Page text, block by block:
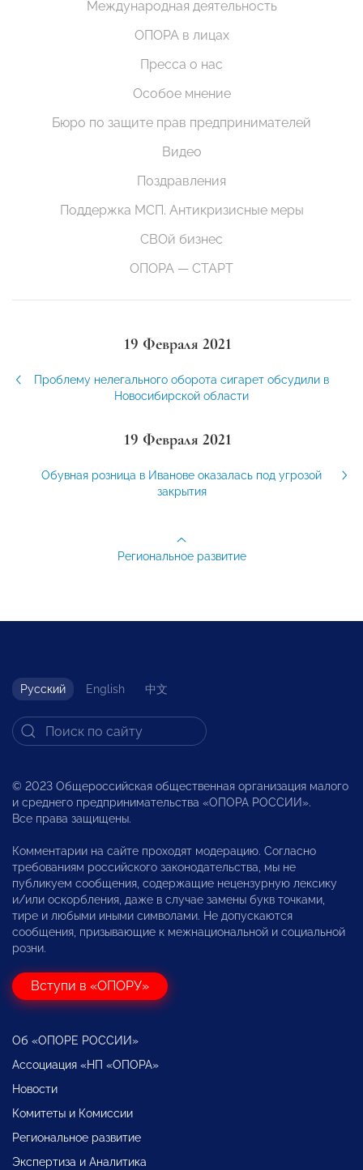
Международная деятельность
ОПОРА в лицах
Пресса о нас
Особое мнение
Бюро по защите прав предпринимателей
Видео
Поздравления
Поддержка МСП. Антикризисные меры
СВОй бизнес
ОПОРА — СТАРТ
19 Февраля 2021
Проблему нелегального оборота сигарет обсудили в
Новосибирской области
19 Февраля 2021
Обувная розница в Иванове оказалась под угрозой
закрытия
Региональное развитие
Русский English 中文
© 2023 Общероссийская общественная организация малого
и среднего предпринимательства «ОПОРА РОССИИ».
Все права защищены.
Комментарии на сайте проходят модерацию. Согласно
требованиям российского законодательства, мы не
публикуем сообщения, содержащие нецензурную лексику
и/или оскорбления, даже в случае замены букв точками,
тире и любыми иными символами. Не допускаются
сообщения, призывающие к межнациональной и социальной
розни.
Вступи в «ОПОРУ»
Об «ОПОРЕ РОССИИ»
Ассоциация «НП «ОПОРА»
Новости
Комитеты и Комиссии
Региональное развитие
Экспертиза и Аналитика